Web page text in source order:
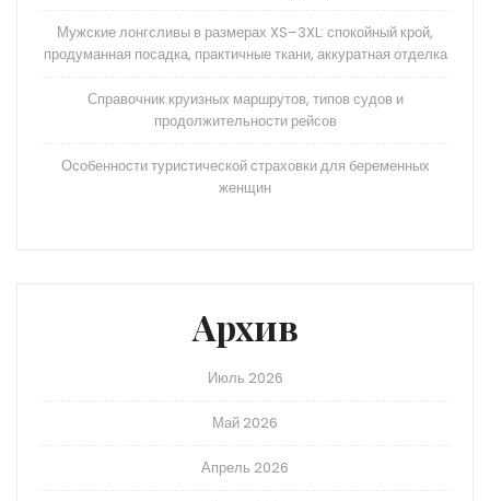
Мужские лонгсливы в размерах XS–3XL: спокойный крой,
продуманная посадка, практичные ткани, аккуратная отделка
Справочник круизных маршрутов, типов судов и
продолжительности рейсов
Особенности туристической страховки для беременных
женщин
Архив
Июль 2026
Май 2026
Апрель 2026